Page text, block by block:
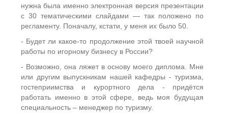
нужна была именно электронная версия презентации
с 30 тематическими слайдами — так положено по
регламенту. Поначалу, кстати, у меня их было 50.
- Будет ли какое-то продолжение этой твоей научной
работы по игорному бизнесу в России?
- Возможно, она ляжет в основу моего диплома. Мне
или другим выпускникам нашей кафедры - туризма,
гостеприимства и курортного дела - придётся
работать именно в этой сфере, ведь моя будущая
специальность – менеджер по туризму.